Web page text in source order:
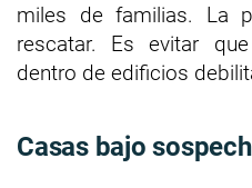
miles de familias. La
rescatar. Es evitar
dentro de edificios
Casas bajo